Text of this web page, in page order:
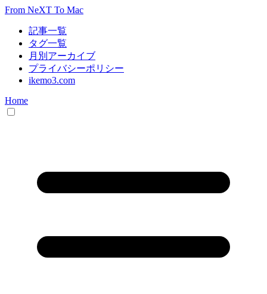
From NeXT To Mac
記事一覧
タグ一覧
月別アーカイブ
プライバシーポリシー
ikemo3.com
Home